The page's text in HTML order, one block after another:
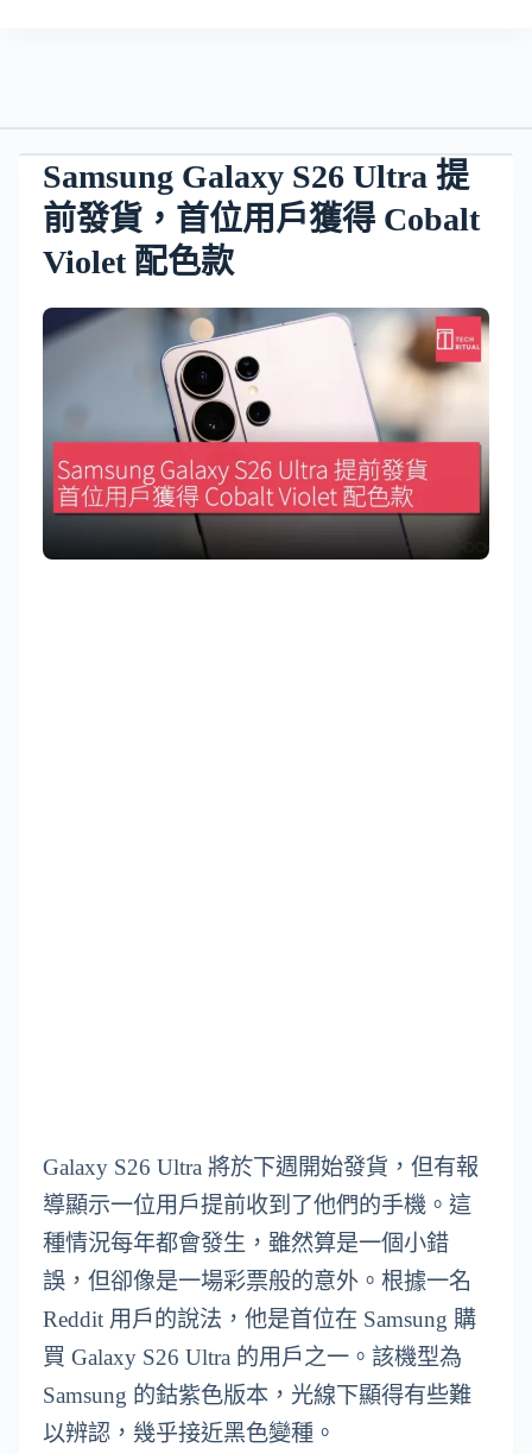
Samsung Galaxy S26 Ultra 提
前發貨，首位用戶獲得 Cobalt
Violet 配色款
Galaxy S26 Ultra 將於下週開始發貨，但有報
導顯示一位用戶提前收到了他們的手機。這
種情況每年都會發生，雖然算是一個小錯
誤，但卻像是一場彩票般的意外。根據一名
Reddit 用戶的說法，他是首位在 Samsung 購
買 Galaxy S26 Ultra 的用戶之一。該機型為
Samsung 的鈷紫色版本，光線下顯得有些難
以辨認，幾乎接近黑色變種。